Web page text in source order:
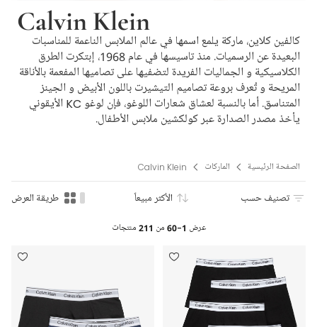
Calvin Klein
كالفين كلاين، ماركة يلمع اسمها في عالم الملابس الناعمة للمناسبات
البعيدة عن الرسميات. منذ تاسيسها في عام 1968، إبتكرت الطرق
الكلاسيكية و الجماليات الفريدة لتضفيها على تصاميها المفعمة بالأناقة
المريحة و تُعرف بروعة تصاميم التيشيرت باللون الأبيض و الجينز
المتناسق. أما بالنسبة لعشاق شعارات اللوغو، فإن لوغو KC الأيقوني
يأخذ مصدر الصدارة عبر كولكشين ملابس الأطفال.
الصفحة الرئيسية الماركات Calvin Klein
تصنيف حسب الأكثر مبيعاً طريقة العرض
عرض 1-60 من 211 منتجات